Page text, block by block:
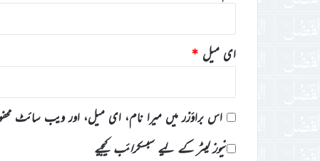
ای میل *
اس براؤزر میں میرا نام، ای میل، اور ویب سائٹ
نیوز لیٹر کے لیے سبسکرائب کیجیے